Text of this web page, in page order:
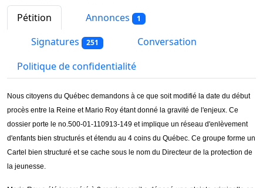
Pétition Annonces 1
Signatures 251
Conversation
Politique de confidentialité
Nous citoyens du Québec demandons à ce que soit modifié la date du début
procès entre la Reine et Mario Roy étant donné la gravité de l'enjeux. Ce
dossier porte le no.500-01-110913-149 et implique un réseau d'enlèvement
d'enfants bien structurés et étendu au 4 coins du Québec. Ce groupe forme un
Cartel bien structuré et se cache sous le nom du Directeur de la protection de
la jeunesse.